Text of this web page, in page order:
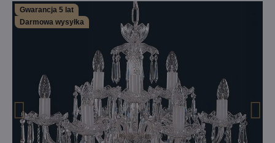
Gwarancja 5 lat
Darmowa wysyłka